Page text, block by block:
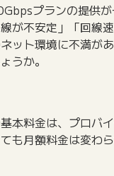
プランの提供
が不安定」「回線
ット環境に不満が
うか。
本料金は、プロバ
も月額料金は変わ